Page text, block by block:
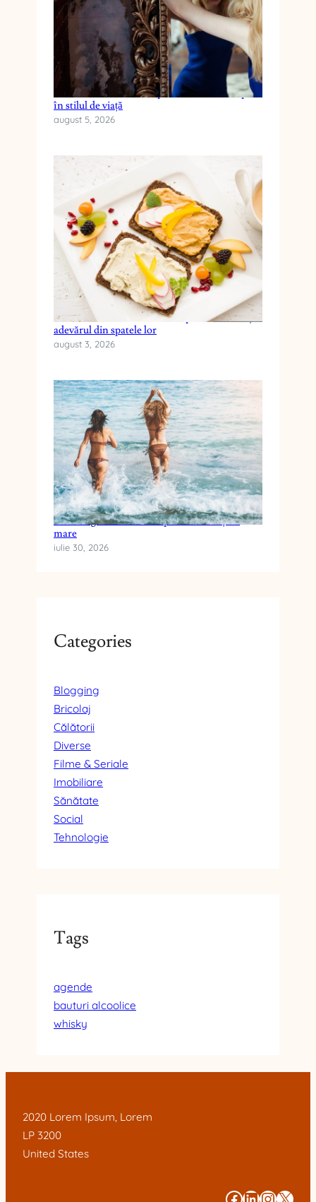
Cum reduci anxietatea prin schimbări simple
în stilul de viață
august 5, 2026
Cele mai frecvente mituri despre dieta keto și
adevărul din spatele lor
august 3, 2026
Cum alegi crema cu SPF pentru vacanța la
mare
iulie 30, 2026
Categories
Blogging
Bricolaj
Călătorii
Diverse
Filme & Seriale
Imobiliare
Sănătate
Social
Tehnologie
Tags
agende
bauturi alcoolice
whisky
2020 Lorem Ipsum, Lorem
LP 3200
United States